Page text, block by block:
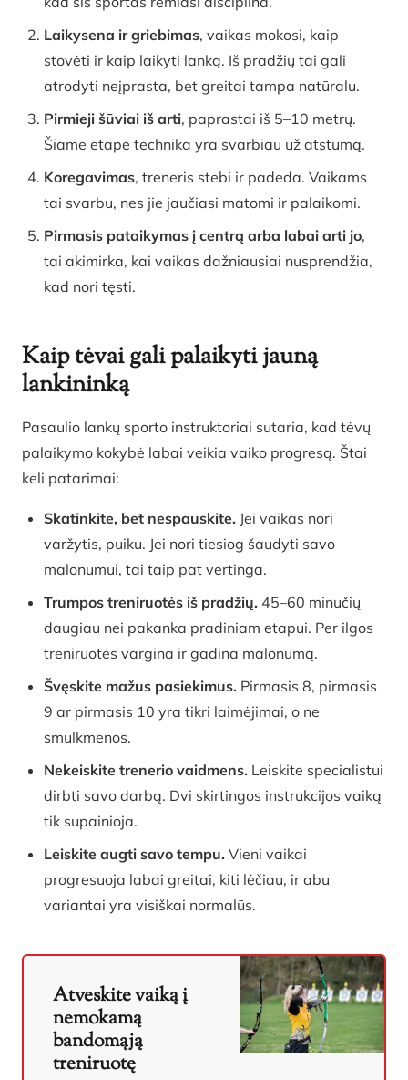
Laikysena ir griebimas, vaikas mokosi, kaip
stovėti ir kaip laikyti lanką. Iš pradžių tai gali
atrodyti neįprasta, bet greitai tampa natūralu.
Pirmieji šūviai iš arti, paprastai iš 5–10 metrų.
Šiame etape technika yra svarbiau už atstumą.
Koregavimas, treneris stebi ir padeda. Vaikams
tai svarbu, nes jie jaučiasi matomi ir palaikomi.
Pirmasis pataikymas į centrą arba labai arti jo,
tai akimirka, kai vaikas dažniausiai nusprendžia,
kad nori tęsti.
Kaip tėvai gali palaikyti jauną
lankininką
Pasaulio lankų sporto instruktoriai sutaria, kad tėvų
palaikymo kokybė labai veikia vaiko progresą. Štai
keli patarimai:
Skatinkite, bet nespauskite. Jei vaikas nori
varžytis, puiku. Jei nori tiesiog šaudyti savo
malonumui, tai taip pat vertinga.
Trumpos treniruotės iš pradžių. 45–60 minučių
daugiau nei pakanka pradiniam etapui. Per ilgos
treniruotės vargina ir gadina malonumą.
Švęskite mažus pasiekimus. Pirmasis 8, pirmasis
9 ar pirmasis 10 yra tikri laimėjimai, o ne
smulkmenos.
Nekeiskite trenerio vaidmens. Leiskite specialistui
dirbti savo darbą. Dvi skirtingos instrukcijos vaiką
tik supainioja.
Leiskite augti savo tempu. Vieni vaikai
progresuoja labai greitai, kiti lėčiau, ir abu
variantai yra visiškai normalūs.
Atveskite vaiką į
nemokamą
bandomąją
treniruotę